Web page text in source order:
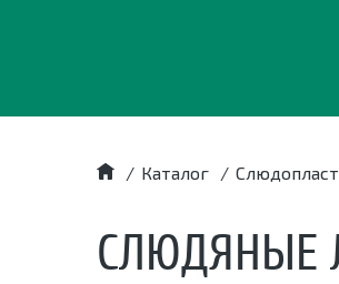
/ Каталог /
СЛЮДЯНЫЕ